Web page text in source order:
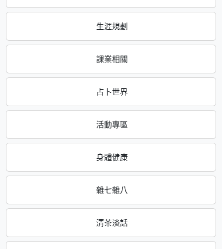
生涯規劃
課業相關
占卜世界
活動專區
身體健康
雜七雜八
清茶淡話